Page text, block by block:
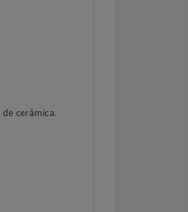
cerâmica.